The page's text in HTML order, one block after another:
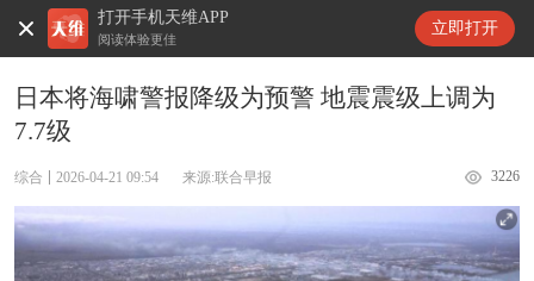
打开手机天维APP
阅读体验更佳
立即打开
天维新闻
日本将海啸警报降级为预警 地震震级上调为
7.7级
综合 2026-04-21 09:54 来源:联合早报 3226